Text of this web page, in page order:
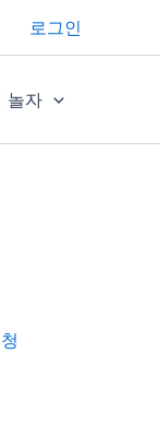
로그인
놀자